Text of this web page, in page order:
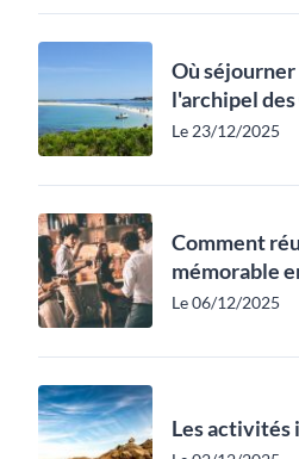
Où
l'archipel des
Le 23/12/2025
Comment
mémorable
Le 06/12/2025
Les activités